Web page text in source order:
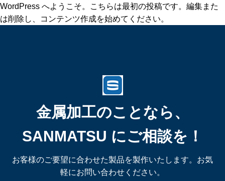
WordPress へようこそ。こちらは最初の投稿です。編集また
は削除し、コンテンツ作成を始めてください。
金属加工のことなら、
SANMATSU にご相談を！
お客様のご要望に合わせた製品を製作いたします。お気
軽にお問い合わせください。